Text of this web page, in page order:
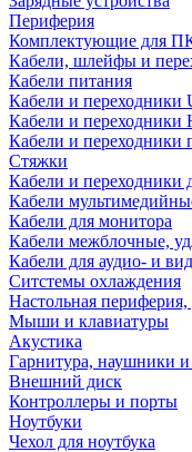
Периферия
Комплектующие для
Кабели, шлейфы и
Кабели питания
Кабели и переходники
Кабели и переходники
Кабели и переходники
Стяжки
Кабели и переходники
Кабели
Кабели для монитора
Кабели межблочные,
Кабели для аудио- и
Ситстемы охлаждения
Настольная периферия,
Мыши и клавиатуры
Акустика
Гарнитура, наушники и
Внешний диск
Контроллеры и порты
Ноутбуки
Чехол для ноутбука